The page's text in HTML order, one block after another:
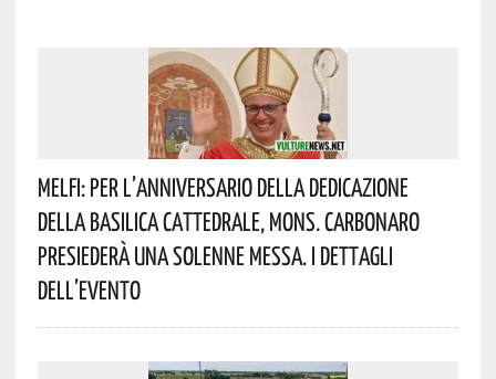
Melfi: Per L’anniversario Della Dedicazione
Della Basilica Cattedrale, Mons. Carbonaro
Presiederà Una Solenne Messa. I Dettagli
Dell’evento